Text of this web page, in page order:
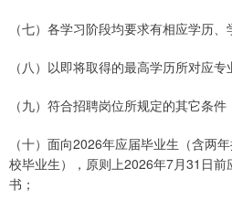
（七）各学习阶段均要求有相应学历、
（八）以即将取得的最高学历所对应专
（九）符合招聘岗位所规定的其它条件
（十）面向2026年应届毕业生（含两
校毕业生），原则上2026年7月31日
书；